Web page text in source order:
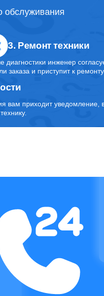
обслуживания
3. Ремонт техники
диагностики инженер
заказа и приступит к ремонту.
вам приходит уведомление,